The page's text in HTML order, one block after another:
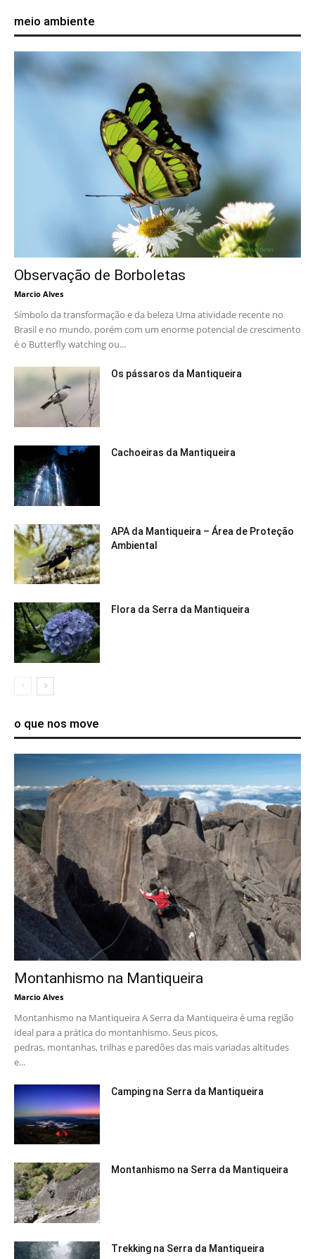
meio ambiente
Observação de Borboletas
Marcio Alves
Símbolo da transformação e da beleza Uma atividade recente no
Brasil e no mundo, porém com um enorme potencial de crescimento
é o Butterfly watching ou...
Os pássaros da Mantiqueira
Cachoeiras da Mantiqueira
APA da Mantiqueira – Área de Proteção
Ambiental
Flora da Serra da Mantiqueira
o que nos move
Montanhismo na Mantiqueira
Marcio Alves
Montanhismo na Mantiqueira A Serra da Mantiqueira é uma região
ideal para a prática do montanhismo. Seus picos,
pedras, montanhas, trilhas e paredões das mais variadas altitudes
e...
Camping na Serra da Mantiqueira
Montanhismo na Serra da Mantiqueira
Trekking na Serra da Mantiqueira